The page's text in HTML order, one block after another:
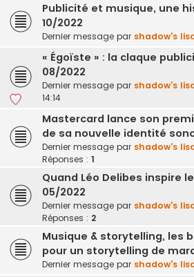
Publicité et musique, une
10/2022
Dernier message par shadow's
« Égoïste » : la claque
08/2022
Dernier message par shadow's
14:14
Mastercard lance son
de sa nouvelle identité
Dernier message par shadow's
Réponses : 1
Quand Léo Delibes inspire
05/2022
Dernier message par shadow's
Réponses : 2
Musique & storytelling, les
pour un storytelling de
Dernier message par shadow's